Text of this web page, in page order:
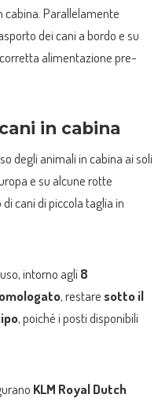
cabina. Parallelamente
dei cani a bordo e su
alimentazione pre-
in cabina
degli animali in cabina ai soli
e su alcune rotte
cani di piccola taglia in
intorno agli8
, restaresotto il
, poiché i posti disponibili
KLM Royal Dutch